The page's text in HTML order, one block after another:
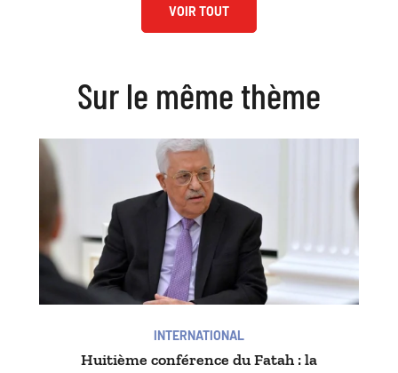
VOIR TOUT
Sur le même thème
INTERNATIONAL
Huitième conférence du Fatah : la